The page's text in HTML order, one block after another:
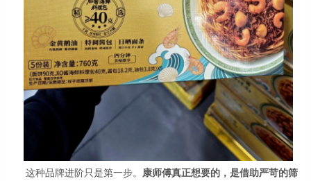
这种品牌进阶只是第一步。 康师傅真正想要的，是借助严苛的筛